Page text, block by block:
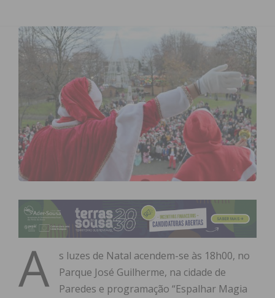
A
s luzes de Natal acendem-se às 18h00, no
Parque José Guilherme, na cidade de
Paredes e programação “Espalhar Magia